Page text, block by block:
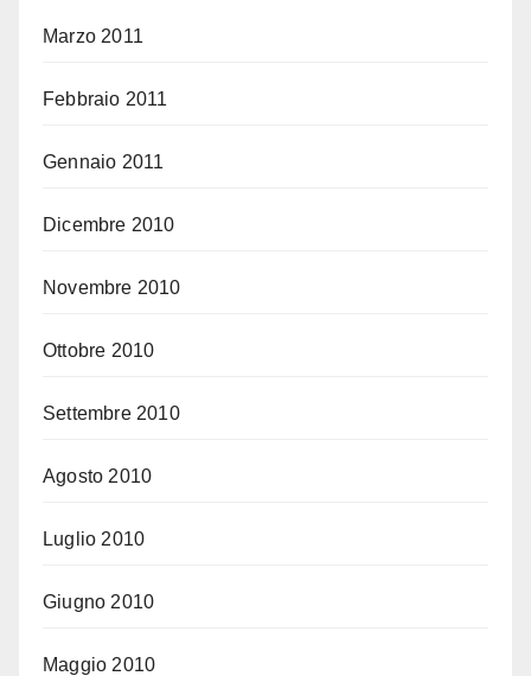
Marzo 2011
Febbraio 2011
Gennaio 2011
Dicembre 2010
Novembre 2010
Ottobre 2010
Settembre 2010
Agosto 2010
Luglio 2010
Giugno 2010
Maggio 2010